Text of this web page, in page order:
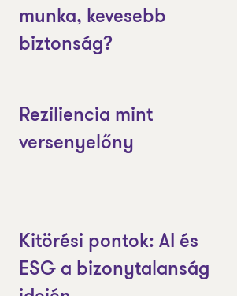
munka, kevesebb
biztonság?
Reziliencia mint
versenyelőny
Kitörési pontok: AI és
ESG a bizonytalanság